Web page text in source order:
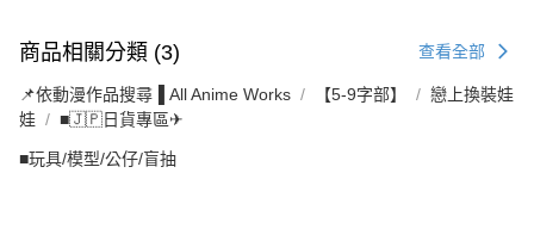
商品相關分類 (3) 查看全部
📌依動漫作品搜尋▐ All Anime Works 【5-9字部】
戀上換裝娃
娃
■🇯🇵日貨專區✈
■玩具/模型/公仔/盲抽